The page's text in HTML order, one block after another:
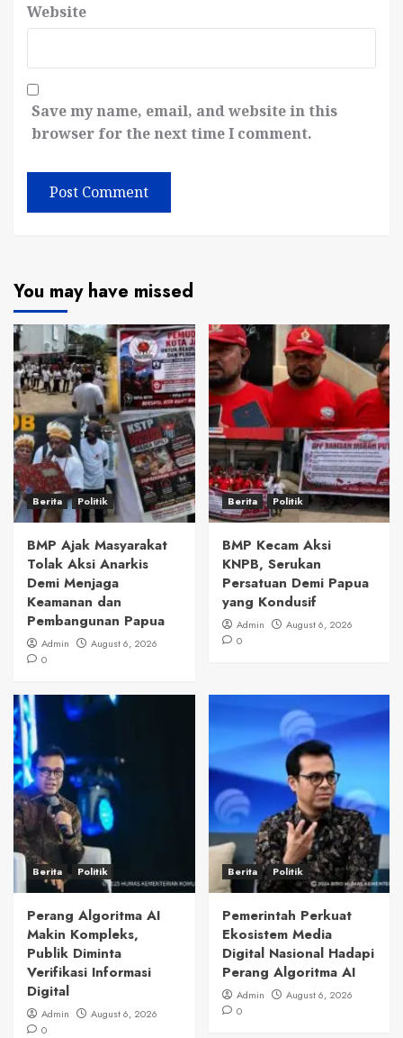
Website
Save my name, email, and website in this
browser for the next time I comment.
You may have missed
Berita Politik
BMP Ajak Masyarakat
Tolak Aksi Anarkis
Demi Menjaga
Keamanan dan
Pembangunan Papua
Admin
August 6, 2026
0
Berita Politik
BMP Kecam Aksi
KNPB, Serukan
Persatuan Demi Papua
yang Kondusif
Admin
August 6, 2026
0
Berita Politik
Perang Algoritma AI
Makin Kompleks,
Publik Diminta
Verifikasi Informasi
Digital
Admin
August 6, 2026
0
Berita Politik
Pemerintah Perkuat
Ekosistem Media
Digital Nasional Hadapi
Perang Algoritma AI
Admin
August 6, 2026
0